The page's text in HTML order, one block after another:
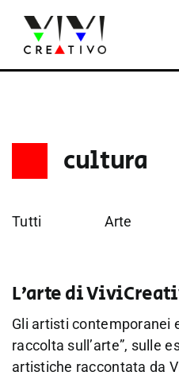
contenuto
cultura
Tutti Arte
L’arte di
Gli artisti contemporanei
raccolta sull’arte”, sulle
artistiche raccontata da